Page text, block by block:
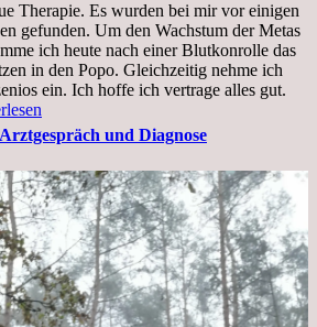
Therapie. Es wurden bei mir vor einigen
gefunden. Um den Wachstum der Metas
ich heute nach einer Blutkonrolle das
in den Popo. Gleichzeitig nehme ich
ein. Ich hoffe ich vertrage alles gut.
und Diagnose